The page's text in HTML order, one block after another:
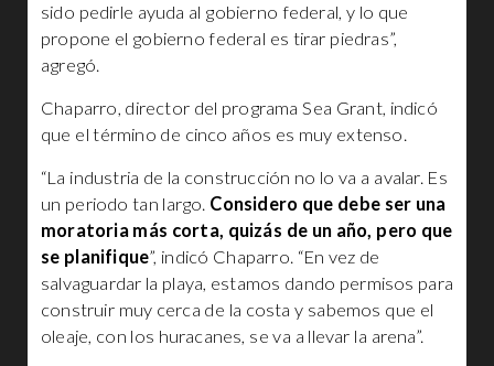
sido pedirle ayuda al gobierno federal, y lo que
propone el gobierno federal es tirar piedras”,
agregó.
Chaparro, director del programa Sea Grant, indicó
que el término de cinco años es muy extenso.
“La industria de la construcción no lo va a avalar. Es
un periodo tan largo. Considero que debe ser una
moratoria más corta, quizás de un año, pero que
se planifique”, indicó Chaparro. “En vez de
salvaguardar la playa, estamos dando permisos para
construir muy cerca de la costa y sabemos que el
oleaje, con los huracanes, se va a llevar la arena”.